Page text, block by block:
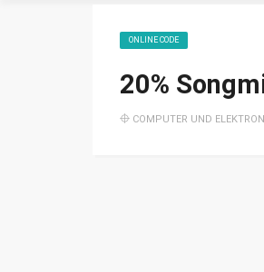
ONLINE CODE
20%
COMPUTER UND